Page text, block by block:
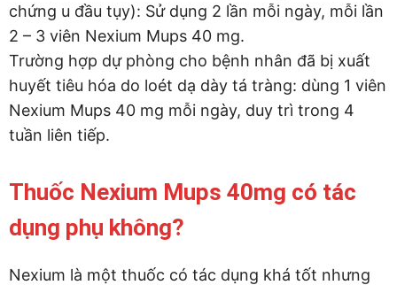
chứng u đầu tụy): Sử dụng 2 lần mỗi ngày, mỗi lần
2 – 3 viên Nexium Mups 40 mg.
Trường hợp dự phòng cho bệnh nhân đã bị xuất
huyết tiêu hóa do loét dạ dày tá tràng: dùng 1 viên
Nexium Mups 40 mg mỗi ngày, duy trì trong 4
tuần liên tiếp.
Thuốc Nexium Mups 40mg có tác
dụng phụ không?
Nexium là một thuốc có tác dụng khá tốt nhưng